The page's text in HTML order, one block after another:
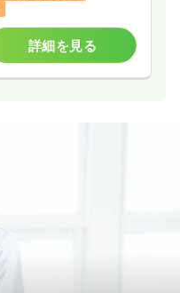
詳細を見る